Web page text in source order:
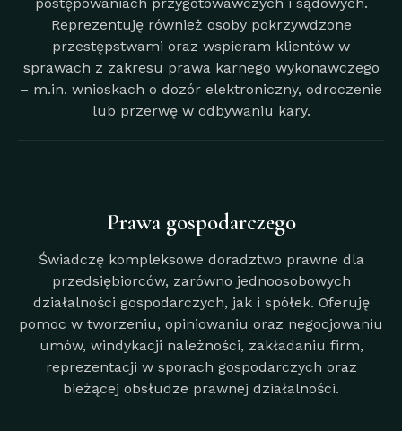
Reprezentuję również osoby pokrzywdzone
przestępstwami oraz wspieram klientów w
sprawach z zakresu prawa karnego wykonawczego
– m.in. wnioskach o dozór elektroniczny, odroczenie
lub przerwę w odbywaniu kary.
Prawa gospodarczego
Świadczę kompleksowe doradztwo prawne dla
przedsiębiorców, zarówno jednoosobowych
działalności gospodarczych, jak i spółek. Oferuję
pomoc w tworzeniu, opiniowaniu oraz negocjowaniu
umów, windykacji należności, zakładaniu firm,
reprezentacji w sporach gospodarczych oraz
bieżącej obsłudze prawnej działalności.